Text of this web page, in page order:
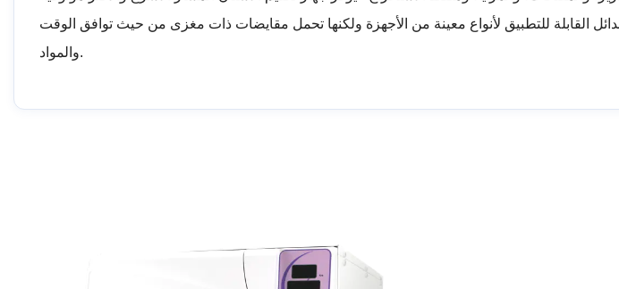
القابلة للتطبيق لأنواع معينة من الأجهزة ولكنها تحمل مقايضات ذات مغزى من حيث توافق الوقت
والمواد.